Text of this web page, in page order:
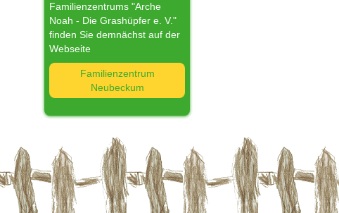
Familienzentrums "Arche
Noah - Die Grashüpfer e. V."
finden Sie demnächst auf der
Webseite
Familienzentrum
Neubeckum